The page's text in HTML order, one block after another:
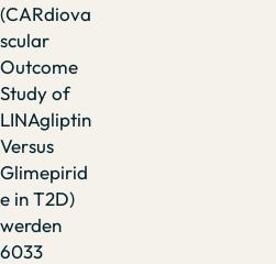
(CARdiova
scular
Outcome
Study of
LINAgliptin
Versus
Glimepirid
e in T2D)
werden
6033